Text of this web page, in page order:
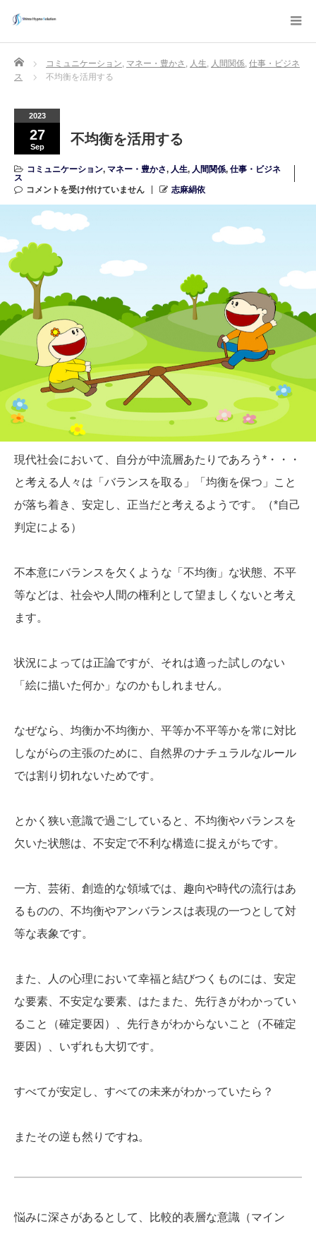
Home コミュニケーション, マネー・豊かさ , 人生, 人間関係, 仕事・ビジネ
ス
不均衡を活用する
2023
27
Sep 不均衡を活用する
コミュニケーション, マネー・豊かさ, 人生, 人間関係, 仕事・ビジネ
ス
コメントを受け付けていません
志麻絹依
現代社会において、自分が中流層あたりであろう*・・・
と考える人々は「バランスを取る」「均衡を保つ」こと
が落ち着き、安定し、正当だと考えるようです。（*自己
判定による）
不本意にバランスを欠くような「不均衡」な状態、不平
等などは、社会や人間の権利として望ましくないと考え
ます。
状況によっては正論ですが、それは適った試しのない
「絵に描いた何か」なのかもしれません。
なぜなら、均衡か不均衡か、平等か不平等かを常に対比
しながらの主張のために、自然界のナチュラルなルール
では割り切れないためです。
とかく狭い意識で過ごしていると、不均衡やバランスを
欠いた状態は、不安定で不利な構造に捉えがちです。
一方、芸術、創造的な領域では、趣向や時代の流行はあ
るものの、不均衡やアンバランスは表現の一つとして対
等な表象です。
また、人の心理において幸福と結びつくものには、安定
な要素、不安定な要素、はたまた、先行きがわかってい
ること（確定要因）、先行きがわからないこと（不確定
要因）、いずれも大切です。
すべてが安定し、すべての未来がわかっていたら？
またその逆も然りですね。
悩みに深さがあるとして、比較的表層な意識（マイン